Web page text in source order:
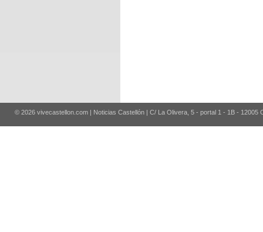
© 2026 vivecastellon.com | Noticias Castellón | C/ La Olivera, 5 - portal 1 - 1B - 12005